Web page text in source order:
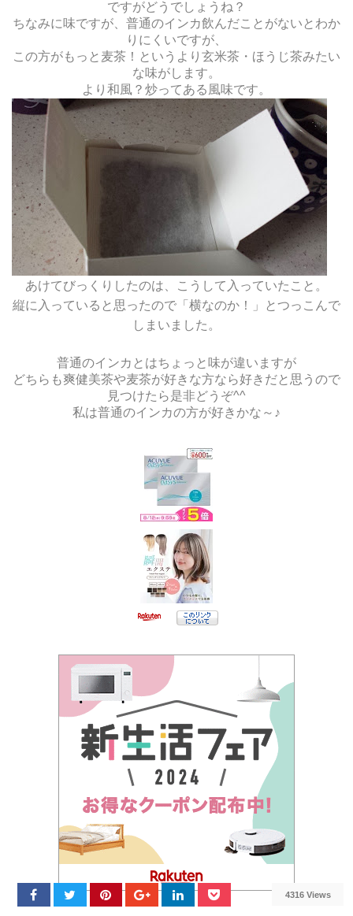
ですがどうでしょうね？
ちなみに味ですが、普通のインカ飲んだことがないとわか
りにくいですが、
この方がもっと麦茶！というより玄米茶・ほうじ茶みたい
な味がします。
より和風？炒ってある風味です。
あけてびっくりしたのは、こうして入っていたこと。
縦に入っていると思ったので「横なのか！」とつっこんで
しまいました。
普通のインカとはちょっと味が違いますが
どちらも爽健美茶や麦茶が好きな方なら好きだと思うので
見つけたら是非どうぞ^^
私は普通のインカの方が好きかな～♪
4316 Views